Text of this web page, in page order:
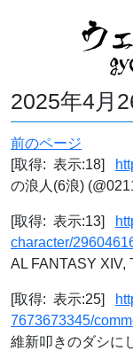
2025年4月
前のページ
[取得: 表示:18]
の浪人(6浪)
[取得: 表示:13]
character/
AL FANTASY XIV,
[取得: 表示:25]
7673673345/
維新叩きのダシに